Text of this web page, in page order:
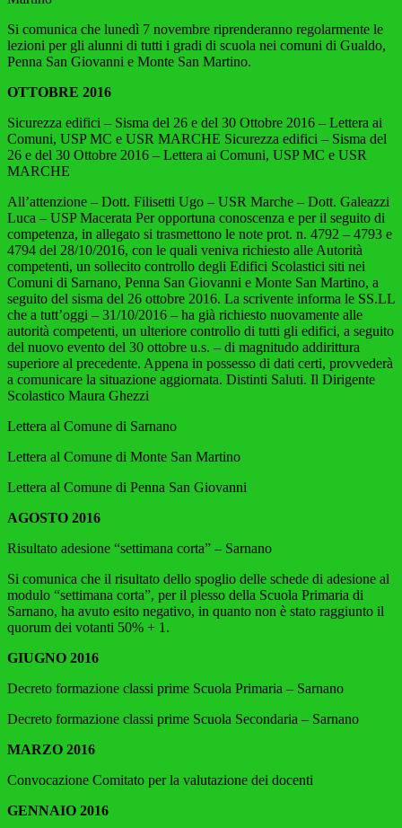
Si comunica che lunedì 7 novembre riprenderanno regolarmente le
lezioni per gli alunni di tutti i gradi di scuola nei comuni di Gualdo,
Penna San Giovanni e Monte San Martino.
OTTOBRE 2016
Sicurezza edifici – Sisma del 26 e del 30 Ottobre 2016 – Lettera ai
Comuni, USP MC e USR MARCHE Sicurezza edifici – Sisma del
26 e del 30 Ottobre 2016 – Lettera ai Comuni, USP MC e USR
MARCHE
All’attenzione – Dott. Filisetti Ugo – USR Marche – Dott. Galeazzi
Luca – USP Macerata Per opportuna conoscenza e per il seguito di
competenza, in allegato si trasmettono le note prot. n. 4792 – 4793 e
4794 del 28/10/2016, con le quali veniva richiesto alle Autorità
competenti, un sollecito controllo degli Edifici Scolastici siti nei
Comuni di Sarnano, Penna San Giovanni e Monte San Martino, a
seguito del sisma del 26 ottobre 2016. La scrivente informa le SS.LL
che a tutt’oggi – 31/10/2016 – ha già richiesto nuovamente alle
autorità competenti, un ulteriore controllo di tutti gli edifici, a seguito
del nuovo evento del 30 ottobre u.s. – di magnitudo addirittura
superiore al precedente. Appena in possesso di dati certi, provvederà
a comunicare la situazione aggiornata. Distinti Saluti. Il Dirigente
Scolastico Maura Ghezzi
Lettera al Comune di Sarnano
Lettera al Comune di Monte San Martino
Lettera al Comune di Penna San Giovanni
AGOSTO 2016
Risultato adesione “settimana corta” – Sarnano
Si comunica che il risultato dello spoglio delle schede di adesione al
modulo “settimana corta”, per il plesso della Scuola Primaria di
Sarnano, ha avuto esito negativo, in quanto non è stato raggiunto il
quorum dei votanti 50% + 1.
GIUGNO 2016
Decreto formazione classi prime Scuola Primaria – Sarnano
Decreto formazione classi prime Scuola Secondaria – Sarnano
MARZO 2016
Convocazione Comitato per la valutazione dei docenti
GENNAIO 2016